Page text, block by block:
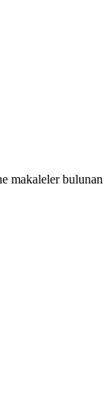
makaleler bulunan